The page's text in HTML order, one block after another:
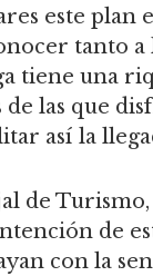
este plan
tanto
tiene una
las que
así la
de
de
con la